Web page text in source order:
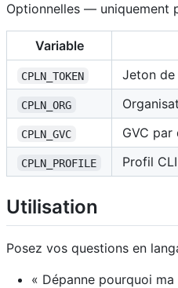
Optionnelles — uniquement
Variable
CPLN_TOKEN Jeton de
CPLN_ORG
CPLN_GVC GVC par
CPLN_PROFILE Profil CLI
Utilisation
Posez vos questions en
« Dépanne pourquoi